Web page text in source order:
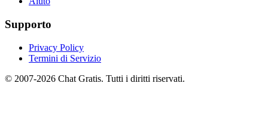
Supporto
Privacy Policy
Termini di Servizio
© 2007-2026 Chat Gratis. Tutti i diritti riservati.